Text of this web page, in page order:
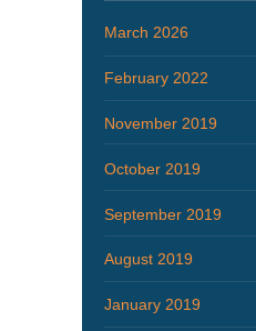
March 2026
February 2022
November 2019
October 2019
September 2019
August 2019
January 2019